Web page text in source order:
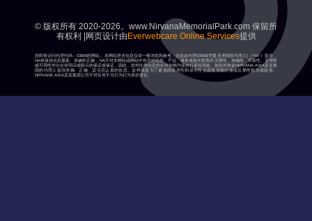
© 版权所有 2020-2026。www.NirvanaMemorialPark.com 保留所
有权利 |网页设计由 Everwebcare Online Services提供
您即将访问代理代码：03909的网站。本网站所含信息仅供一般浏览和参考。信息由代理03909[涅槃亚洲授权代理人]（“NA”）提供，
NA将保持信息最新、准确和正确，NA不对本网站或网站中包含的信息、产品、服务或相关图表的完整性、准确性、可靠性、适用性
或可用性作出任何明示或暗示的保证或保证。因此，您对此类信息的任何依赖均需自行承担风险。鼓励并敦促NIRVANA ASIA及其集
团的代理人提供准确、正确、适当且认真的信息。这样做是为了避免因误导性和误导性信息而导致间接或后果性损失或损害。
NIRVANA ASIA及其集团公司不对任何不当行为行为承担责任。